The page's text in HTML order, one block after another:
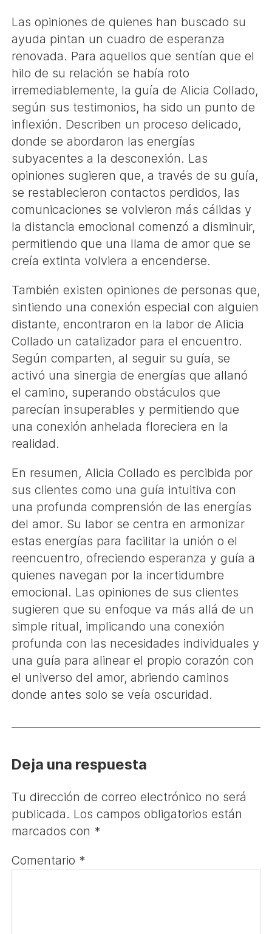
Las opiniones de quienes han buscado su
ayuda pintan un cuadro de esperanza
renovada. Para aquellos que sentían que el
hilo de su relación se había roto
irremediablemente, la guía de Alicia Collado,
según sus testimonios, ha sido un punto de
inflexión. Describen un proceso delicado,
donde se abordaron las energías
subyacentes a la desconexión. Las
opiniones sugieren que, a través de su guía,
se restablecieron contactos perdidos, las
comunicaciones se volvieron más cálidas y
la distancia emocional comenzó a disminuir,
permitiendo que una llama de amor que se
creía extinta volviera a encenderse.
También existen opiniones de personas que,
sintiendo una conexión especial con alguien
distante, encontraron en la labor de Alicia
Collado un catalizador para el encuentro.
Según comparten, al seguir su guía, se
activó una sinergia de energías que allanó
el camino, superando obstáculos que
parecían insuperables y permitiendo que
una conexión anhelada floreciera en la
realidad.
En resumen, Alicia Collado es percibida por
sus clientes como una guía intuitiva con
una profunda comprensión de las energías
del amor. Su labor se centra en armonizar
estas energías para facilitar la unión o el
reencuentro, ofreciendo esperanza y guía a
quienes navegan por la incertidumbre
emocional. Las opiniones de sus clientes
sugieren que su enfoque va más allá de un
simple ritual, implicando una conexión
profunda con las necesidades individuales y
una guía para alinear el propio corazón con
el universo del amor, abriendo caminos
donde antes solo se veía oscuridad.
Deja una respuesta
Tu dirección de correo electrónico no será
publicada. Los campos obligatorios están
marcados con *
Comentario *